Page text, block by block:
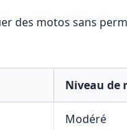
des motos sans
Niveau de
Modéré